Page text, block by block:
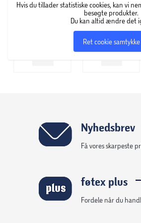
Hvis du tillader statistiske cookies, kan vi
besøgte produkter.
Du kan altid ændre det
Ret cookie samtykke
Nyhedsbrev
Få vores skarpeste
føtex plus
Fordele når du